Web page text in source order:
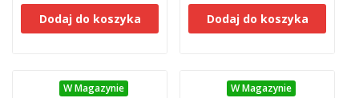
Dodaj do koszyka
Dodaj do koszyka
W Magazynie
W Magazynie